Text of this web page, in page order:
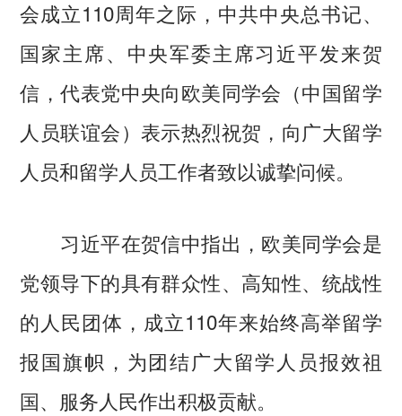
会成立110周年之际，中共中央总书记、
国家主席、中央军委主席习近平发来贺
信，代表党中央向欧美同学会（中国留学
人员联谊会）表示热烈祝贺，向广大留学
人员和留学人员工作者致以诚挚问候。
习近平在贺信中指出，欧美同学会是
党领导下的具有群众性、高知性、统战性
的人民团体，成立110年来始终高举留学
报国旗帜，为团结广大留学人员报效祖
国、服务人民作出积极贡献。